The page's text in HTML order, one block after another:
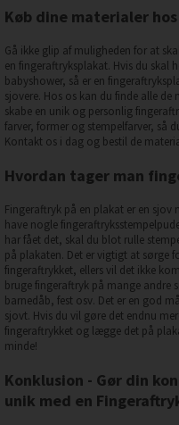
Køb dine materialer hos
Gå ikke glip af muligheden for at
en fingeraftryksplakat. Hvis du
babyshower, så er en
sjovere. Hos os kan du finde alle
skabe en unik og personlig
farver, former og stempelfarver, så
Kontakt os i dag og bestil de
Hvordan tager man
Fingeraftryk på en plakat er en sjov
have nogle
har fået det, skal du blot rulle
på plakaten. Det er vigtigt at sørge
fingeraftrykket, ellers vil det ikke
bruge fingeraftryk på mange andre
barnedåb, fest osv. Det er en god
sjovt. Hvis du vil gøre det endnu
fingeraftrykket og lægge det på
minde!
Konklusion - Gør din
unik med en